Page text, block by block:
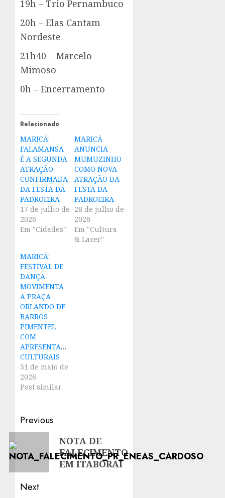
19h – Trio Pernambuco
20h – Elas Cantam
Nordeste
21h40 – Marcelo
Mimoso
0h – Encerramento
Relacionado
MARICÁ:
FALAMANSA
É A SEGUNDA
ATRAÇÃO
CONFIRMADA
DA FESTA DA
PADROEIRA
17 de julho de
2026
Em "Cidades"
MARICÁ
ANUNCIA
MUMUZINHO
COMO NOVA
ATRAÇÃO DA
FESTA DA
PADROEIRA
28 de julho de
2026
Em "Cultura
& Lazer"
MARICÁ:
FESTIVAL DE
DANÇA
MOVIMENTA
A PRAÇA
ORLANDO DE
BARROS
PIMENTEL
COM
APRESENTAÇÕES
CULTURAIS
31 de maio de
2026
Post similar
Post
navigation
Previous
post:
NOTA DE
FALECIMENTO
EM ITABORAÍ
Next